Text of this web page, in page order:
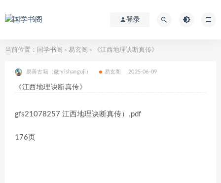
登录
当前位置： 国学书阁 > 易玄阁 > 《江西地理诀断真传》
易善古籍（微:yishanguji） 易玄阁 2025-06-09
《江西地理诀断真传》
gfs21078257 江西地理诀断真传）.pdf
176页